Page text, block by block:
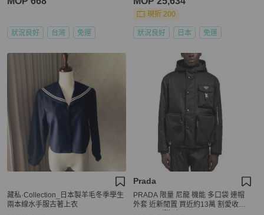
狀況良好 台灣 免運
現折 200
狀況良好 日本 免運
藏私·Collection_日本製羊毛冬季學生
兩本線水手服古著上衣
Prada
PRADA 限量 尼龍 機能 多口袋 連帽
外套 近新閒置 買近約13萬 割愛收藏7